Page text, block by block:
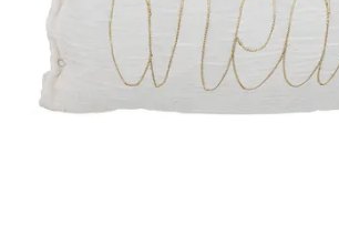
Salle de bain et beauté
Entretien et rangement